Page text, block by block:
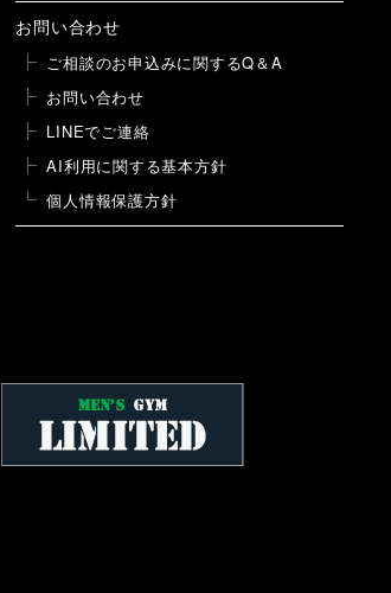
お問い合わせ
ご相談のお申込みに関するQ＆A
お問い合わせ
LINEでご連絡
AI利用に関する基本方針
個人情報保護方針